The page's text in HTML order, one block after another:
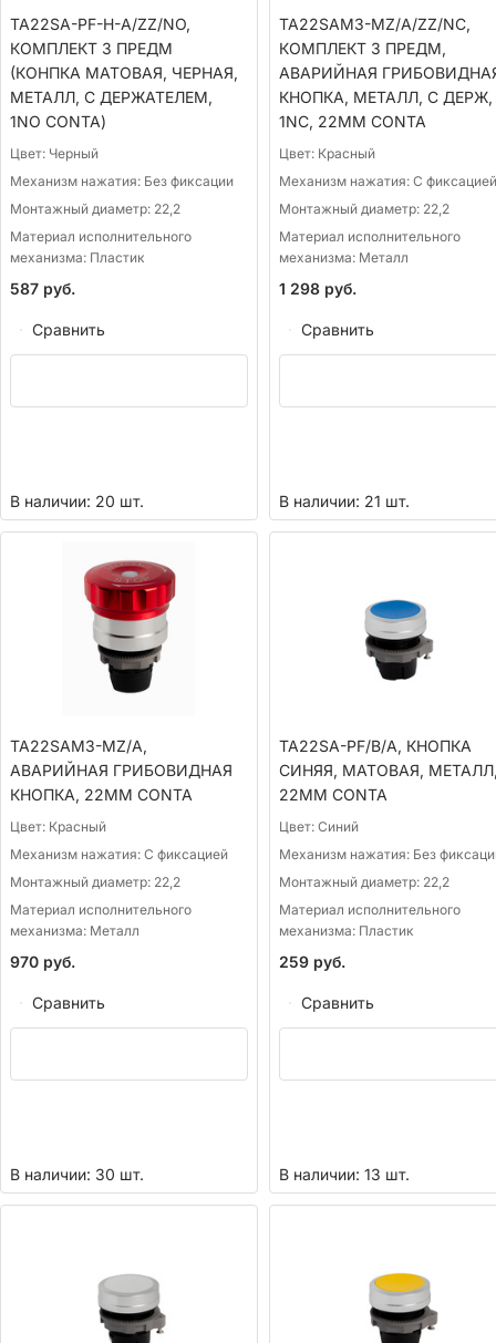
TA22SA-PF-H-A/ZZ/NO,
КОМПЛЕКТ 3 ПРЕДМ
(КОНПКА МАТОВАЯ, ЧЕРНАЯ,
МЕТАЛЛ, С ДЕРЖАТЕЛЕМ,
1NO CONTA)
Цвет: Черный
Механизм нажатия: Без фиксации
Монтажный диаметр: 22,2
Материал исполнительного
механизма: Пластик
587 руб.
Сравнить
В наличии: 20 шт.
TA22SAM3-MZ/A/ZZ/NС,
КОМПЛЕКТ 3 ПРЕДМ,
АВАРИЙНАЯ
КНОПКА, МЕТАЛЛ, С ДЕРЖ,
1NC, 22ММ CONTA
Цвет: Красный
Механизм нажатия: С фиксацией
Монтажный диаметр: 22,2
Материал исполнительного
механизма: Металл
1 298руб.
Сравнить
В наличии: 21 шт.
TA22SAM3-MZ/A,
АВАРИЙНАЯ ГРИБОВИДНАЯ
КНОПКА, 22ММ CONTA
Цвет: Красный
Механизм нажатия: С фиксацией
Монтажный диаметр: 22,2
Материал исполнительного
механизма: Металл
970 руб.
Сравнить
В наличии: 30 шт.
TA22SA-PF/B/A, КНОПКА
СИНЯЯ, МАТОВАЯ,
22ММ CONTA
Цвет: Синий
Механизм нажатия: Без
Монтажный диаметр: 22,2
Материал исполнительного
механизма: Пластик
259руб.
Сравнить
В наличии: 13 шт.